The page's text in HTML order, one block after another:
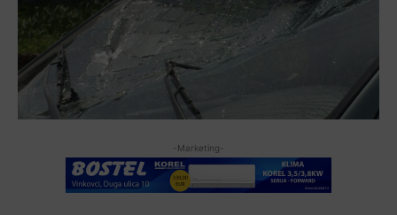
-Marketing-